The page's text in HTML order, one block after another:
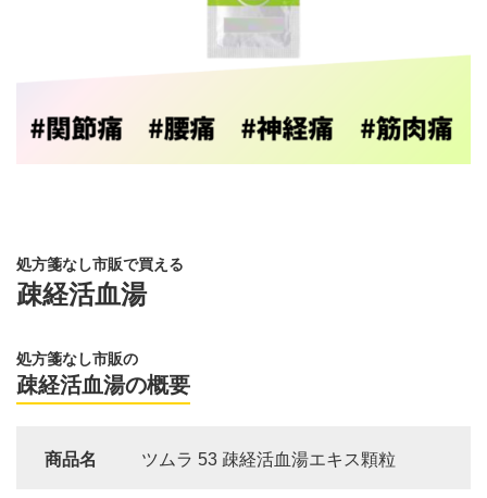
処方箋なし市販で買える
疎経活血湯
処方箋なし市販の
疎経活血湯の概要
商品名 ツムラ 53 疎経活血湯エキス顆粒